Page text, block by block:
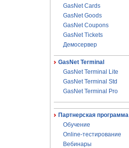
GasNet Cards
GasNet Goods
GasNet Coupons
GasNet Tickets
Демосервер
GasNet Terminal
GasNet Terminal Lite
GasNet Terminal Std
GasNet Terminal Pro
Партнерская программа
Обучение
Online-тестирование
Вебинары